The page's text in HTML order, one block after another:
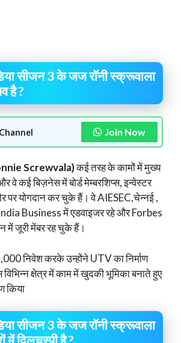
सीजन 3 के जज रॉनी स्क्रूवाला
है ?
Join Now
Screwvala)कई तरह के कामों में मुख्य
वे कई बिज़नेस में बोर्ड मेम्बरशिप्स, इन्वेस्टर
पर योगदान कर चुके हैं। वे AIESEC,चेन्नई ,
Business में एडवाइजर रहे और Forbes
जूरी मेंबर रह चुके हैं।
निवेश करके उन्होंने UTV का निर्माण
विभिन्न क्षेत्र में काम में खुदकी भूमिका बनाते हुए
किया
सीजन 3 के जज रॉनी स्क्रूवाला
में दिलचस्पी है ?